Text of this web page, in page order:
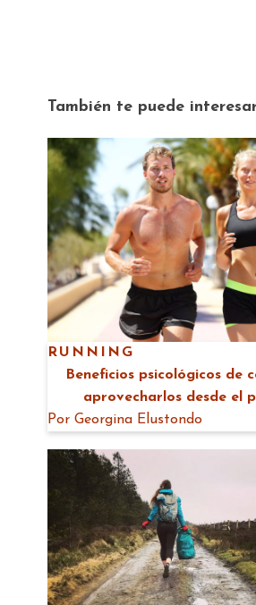
También te puede
RUNNING
Beneficios psicológicos de
aprovecharlos desde el
Por Georgina Elustondo